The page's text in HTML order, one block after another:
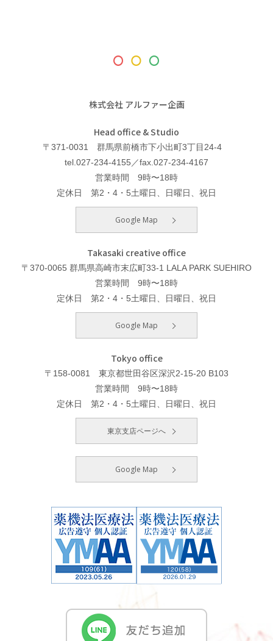
株式会社 アルファー企画
Head office & Studio
〒371-0031 群馬県前橋市下小出町3丁目24-4
tel.027-234-4155／fax.027-234-4167
営業時間 9時〜18時
定休日 第2・4・5土曜日、日曜日、祝日
Google Map
Takasaki creative office
〒370-0065 群馬県高崎市末広町33-1 LALA PARK SUEHIRO
営業時間 9時〜18時
定休日 第2・4・5土曜日、日曜日、祝日
Google Map
Tokyo office
〒158-0081 東京都世田谷区深沢2-15-20 B103
営業時間 9時〜18時
定休日 第2・4・5土曜日、日曜日、祝日
東京支店ページへ
Google Map